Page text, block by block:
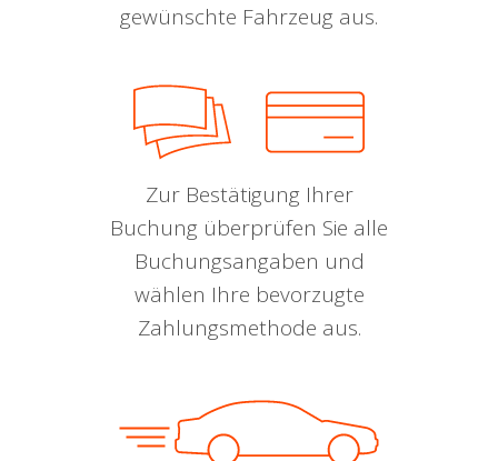
gewünschte Fahrzeug aus.
Zur Bestätigung Ihrer
Buchung überprüfen Sie alle
Buchungsangaben und
wählen Ihre bevorzugte
Zahlungsmethode aus.